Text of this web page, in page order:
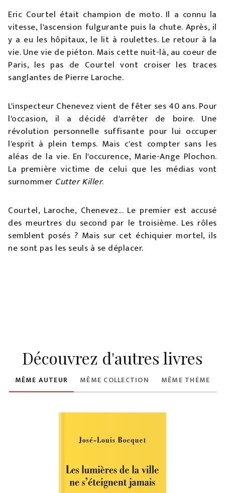
Eric Courtel était champion de moto. Il a connu la
vitesse, l'ascension fulgurante puis la chute. Après, il
y a eu les hôpitaux, le lit à roulettes. Le retour à la
vie. Une vie de piéton. Mais cette nuit-là, au coeur de
Paris, les pas de Courtel vont croiser les traces
sanglantes de Pierre Laroche.
L'inspecteur Chenevez vient de fêter ses 40 ans. Pour
l'occasion, il a décidé d'arrêter de boire. Une
révolution personnelle suffisante pour lui occuper
l'esprit à plein temps. Mais c'est compter sans les
aléas de la vie. En l'occurence, Marie-Ange Plochon.
La première victime de celui que les médias vont
surnommer Cutter Killer.
Courtel, Laroche, Chenevez... Le premier est accusé
des meurtres du second par le troisième. Les rôles
semblent posés ? Mais sur cet échiquier mortel, ils
ne sont pas les seuls à se déplacer.
Découvrez d'autres livres
MÊME AUTEUR MÊME COLLECTION MÊME THÈME